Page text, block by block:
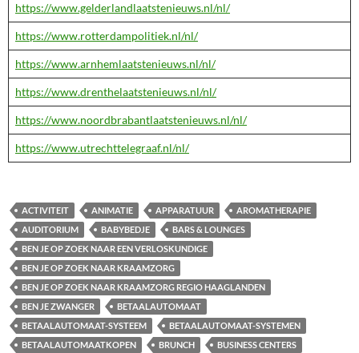
https://www.gelderlandlaatstenieuws.nl/nl/
https://www.rotterdampolitiek.nl/nl/
https://www.arnhemlaatstenieuws.nl/nl/
https://www.drenthelaatstenieuws.nl/nl/
https://www.noordbrabantlaatstenieuws.nl/nl/
https://www.utrechttelegraaf.nl/nl/
ACTIVITEIT ANIMATIE APPARATUUR
AROMATHERAPIE
AUDITORIUM
BABYBEDJE
BARS & LOUNGES
BEN JE OP ZOEK NAAR EEN VERLOSKUNDIGE
BEN JE OP ZOEK NAAR KRAAMZORG
BEN JE OP ZOEK NAAR KRAAMZORG REGIO HAAGLANDEN
BEN JE ZWANGER
BETAALAUTOMAAT
BETAALAUTOMAAT-SYSTEEM
BETAALAUTOMAAT-SYSTEMEN
BETAALAUTOMAATKOPEN
BRUNCH BUSINESS CENTERS